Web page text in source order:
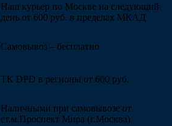
Наш курьер по Москве на следующий
день от 600 руб. в пределах МКАД
Самовывоз – бесплатно
ТК DPD в регионы от 600 руб.
Наличными при самовывозе от
ст.м.Проспект Мира (г.Москва)